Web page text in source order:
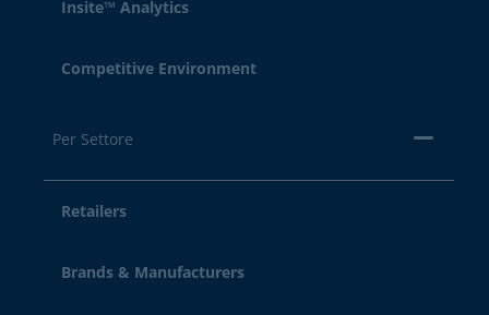
Insite™ Analytics
Competitive Environment
Per Settore
Retailers
Brands & Manufacturers